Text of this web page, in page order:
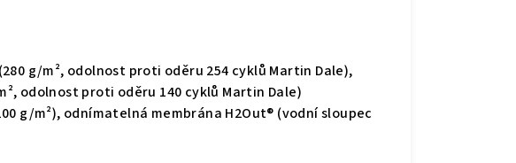
g/m², odolnost proti oděru 254 cyklů Martin Dale),
odolnost proti oděru 140 cyklů Martin Dale)
g/m²), odnímatelná membrána H2Out® (vodní sloupec